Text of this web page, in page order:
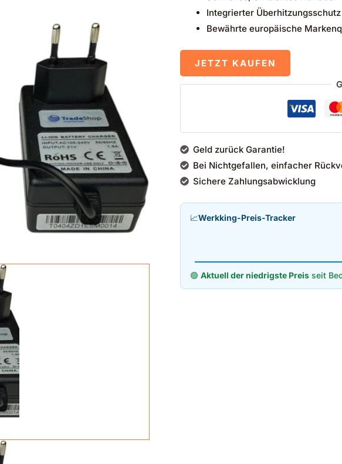
Integrierter Überhitzungsschutz
Bewährte europäische
JETZT KAUFEN
Geld zurück Garantie!
Bei Nichtgefallen, einfacher
Sichere Zahlungsabwicklung
📈Werkking-Preis-Tracker
🟢 Aktuell der niedrigste Preisseit